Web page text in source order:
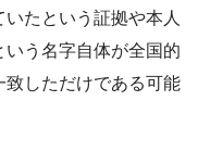
たという証拠や本人
う名字自体が全国的
しただけである可能